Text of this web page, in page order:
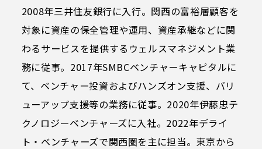
2008年三井住友銀行に入行。関西の富裕層顧客を
対象に資産の保全管理や運用、資産承継などに関
わるサービスを提供するウェルスマネジメント業
務に従事。2017年SMBCベンチャーキャピタルに
て、ベンチャー投資およびハンズオン支援、バリ
ューアップ支援等の業務に従事。2020年伊藤忠テ
クノロジーベンチャーズに入社。2022年デライ
ト・ベンチャーズで関西圏を主に担当。東京から